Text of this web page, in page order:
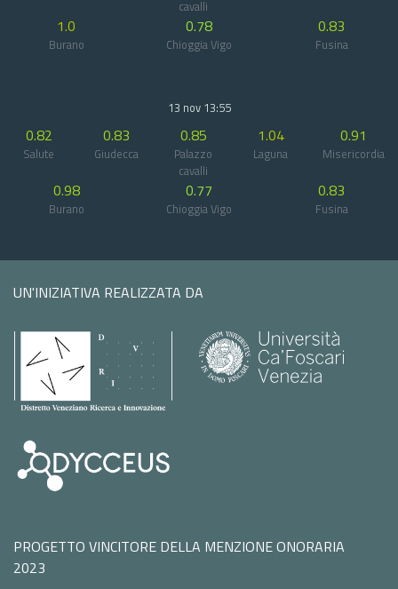
cavalli
1.0
Burano
0.78
Chioggia Vigo
0.83
Fusina
13 nov 13:55
0.82
Salute
0.83
Giudecca
0.85
Palazzo
cavalli
1.04
Laguna
0.91
Misericordia
0.98
Burano
0.77
Chioggia Vigo
0.83
Fusina
UN'INIZIATIVA REALIZZATA DA
PROGETTO VINCITORE DELLA MENZIONE ONORARIA
2023